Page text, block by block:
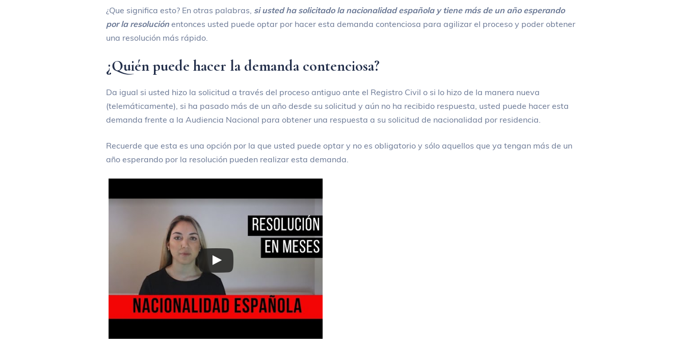
¿Que significa esto? En otras palabras, si usted ha solicitado la nacionalidad española y tiene más de un año esperando
por la resolución entonces usted puede optar por hacer esta demanda contenciosa para agilizar el proceso y poder obtener
una resolución más rápido.
¿Quién puede hacer la demanda contenciosa?
Da igual si usted hizo la solicitud a través del proceso antiguo ante el Registro Civil o si lo hizo de la manera nueva
(telemáticamente), si ha pasado más de un año desde su solicitud y aún no ha recibido respuesta, usted puede hacer esta
demanda frente a la Audiencia Nacional para obtener una respuesta a su solicitud de nacionalidad por residencia.
Recuerde que esta es una opción por la que usted puede optar y no es obligatorio y sólo aquellos que ya tengan más de un
año esperando por la resolución pueden realizar esta demanda.